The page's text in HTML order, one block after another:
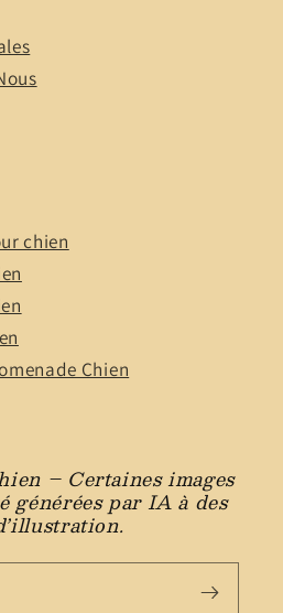
chien
Chien
– Certaines images
générées par IA à des